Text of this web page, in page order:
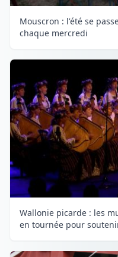
Mouscron : l'été se
chaque mercredi
Wallonie picarde : les
en tournée pour